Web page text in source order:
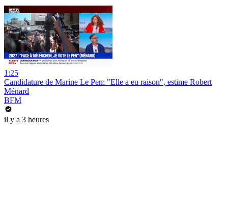
1:25
Candidature de Marine Le Pen: "Elle a eu raison", estime Robert
Ménard
BFM
il y a 3 heures